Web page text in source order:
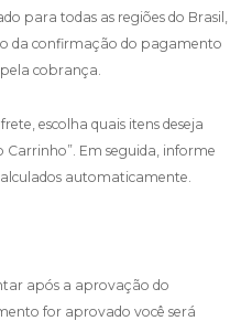
para todas as regiões do Brasil,
da confirmação do pagamento
cobrança.
escolha quais itens deseja
Em seguida, informe
automaticamente.
após a aprovação do
for aprovado você será